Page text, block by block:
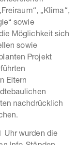
„Klima“,
sowie
Möglichkeit sich
sowie
Projekt
Eltern
nachdrücklich
Uhr wurden die